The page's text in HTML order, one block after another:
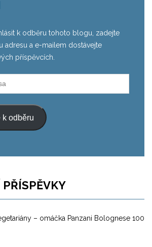
k odběru tohoto blogu, zadejte
adresu a e-mailem dostávejte
příspěvcích.
k odběru
PŘÍSPĚVKY
– omáčka Panzani Bolognese 100